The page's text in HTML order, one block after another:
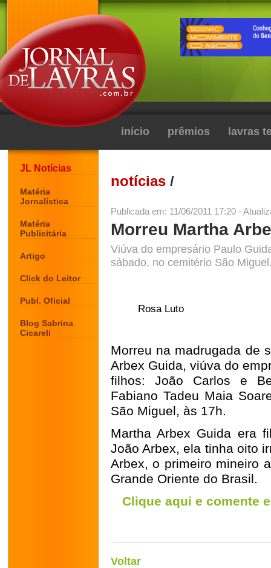
início prêmios lavras
JL Notícias
Matéria
Jornalística
Matéria
Publicitária
Artigo
Click do Leitor
Publ. Oficial
Blog Sabrina
Cicareli
notícias /
Publicada em: 11/06/2011 17:20 -
Morreu Martha
Viúva do empresário Paulo
sábado, no cemitério São
Rosa Luto
Morreu na madrugada de
Arbex Guida, viúva do
filhos: João Carlos e
Fabiano Tadeu Maia
São Miguel, às 17h.
Martha Arbex Guida era
João Arbex, ela tinha oito
Arbex, o primeiro mineiro
Grande Oriente do Brasil.
Clique aqui e comente
Voltar